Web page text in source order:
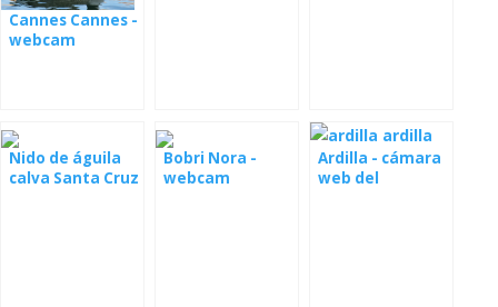
Cannes Cannes -
webcam
Nido de águila
calva Santa Cruz
Bobri Nora -
webcam
Ardilla - cámara
web del